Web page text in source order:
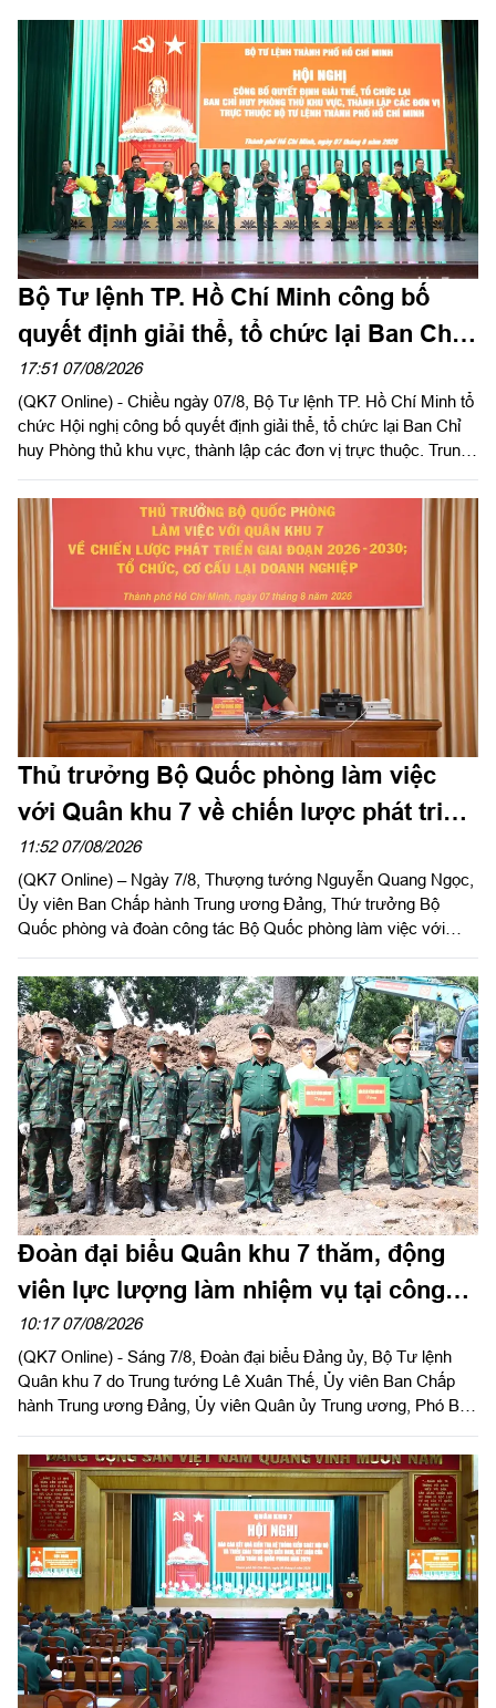
Bộ Tư lệnh TP. Hồ Chí Minh công bố
quyết định giải thể, tổ chức lại Ban Chỉ
huy PTKV, thành lập các đơn vị trực
thuộc
17:51 07/08/2026
(QK7 Online) - Chiều ngày 07/8, Bộ Tư lệnh TP. Hồ Chí Minh tổ
chức Hội nghị công bố quyết định giải thể, tổ chức lại Ban Chỉ
huy Phòng thủ khu vực, thành lập các đơn vị trực thuộc. Trung
Ủy viên Quân ủy Trung ương, Phó Bí thư Đảng ủy, Tư lệnh
Quân khu dự, chỉ đạo hội nghị. Thiếu tướng Vũ Văn Điền, Ủy
viên Ban Thường vụ Thành ủy, Tư lệnh Bộ Tư lệnh TP. Hồ Chí
Minh chủ trì hội nghị.
Thủ trưởng Bộ Quốc phòng làm việc
với Quân khu 7 về chiến lược phát triển
giai đoạn 2026 – 2030, tổ chức, cơ cấu
lại doanh nghiệp
11:52 07/08/2026
(QK7 Online) – Ngày 7/8, Thượng tướng Nguyễn Quang Ngọc,
Ủy viên Ban Chấp hành Trung ương Đảng, Thứ trưởng Bộ
Quốc phòng và đoàn công tác Bộ Quốc phòng làm việc với
chức cơ cấu lại doanh nghiệp. Thiếu tướng Đặng Văn Lẫm, Ủy
viên Thường vụ Đảng ủy, Phó Tư lệnh Quân khu tiếp đoàn.
Đoàn đại biểu Quân khu 7 thăm, động
viên lực lượng làm nhiệm vụ tại công
viên Lê Thị Riêng
10:17 07/08/2026
(QK7 Online) - Sáng 7/8, Đoàn đại biểu Đảng ủy, Bộ Tư lệnh
Quân khu 7 do Trung tướng Lê Xuân Thế, Ủy viên Ban Chấp
hành Trung ương Đảng, Ủy viên Quân ủy Trung ương, Phó Bí
hoa, dâng hương tưởng niệm cố Tổng Bí thư Trần Phú, các anh
hùng liệt sĩ và thăm, động viên lực lượng đang làm nhiệm vụ tại
công viên Lê Thị Riêng, Thành phố Hồ Chí Minh.